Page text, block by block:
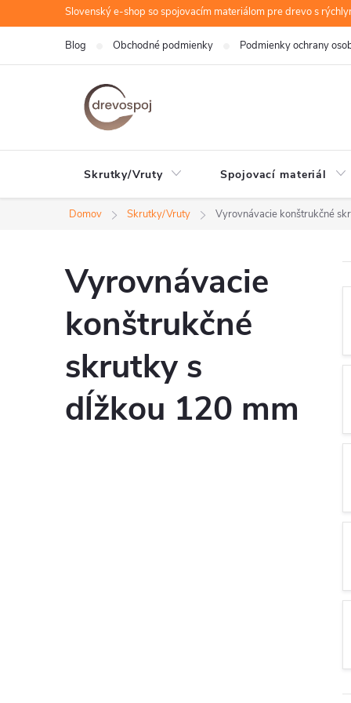
na
Slovenský e-shop so spojovacím materiálom pre drevo s
Blog Obchodné podmienky Podmienky ochrany
Skrutky/Vruty Spojovací materiál
Domov Skrutky/Vruty Vyrovnávacie konštrukčné
Vyrovnávacie
konštrukčné
skrutky s
dĺžkou 120 mm